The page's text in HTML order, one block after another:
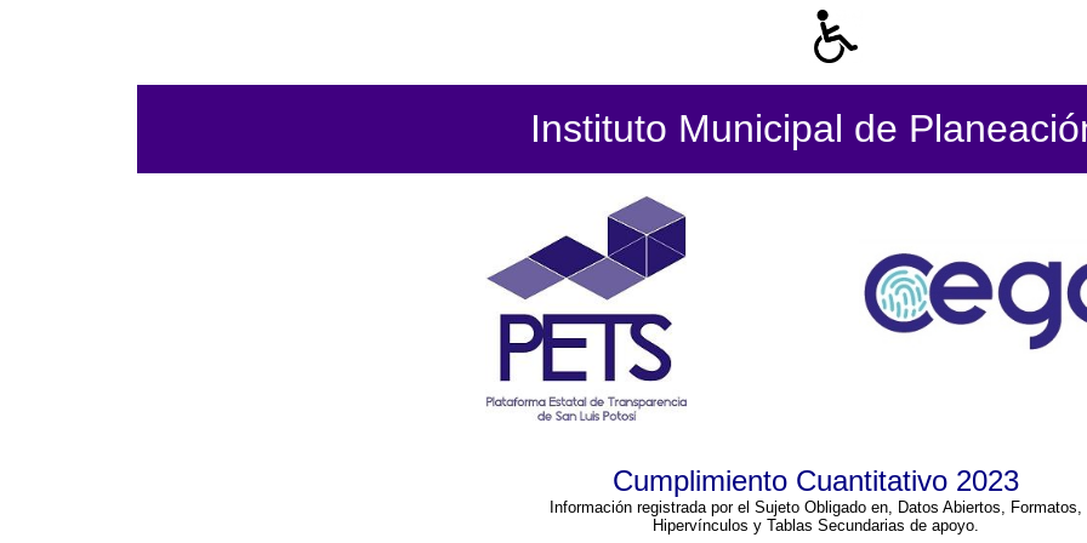
Instituto Municipal de
Cumplimiento Cuantitativo 2023
Información registrada por el Sujeto Obligado en, Datos Abiertos, Formatos,
Hipervínculos y Tablas Secundarias de apoyo.